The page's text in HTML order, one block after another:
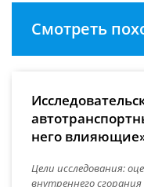
Смотреть
него
Цели исследования:
внутреннего